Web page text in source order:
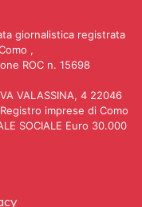
giornalistica registrata
,
ROC n. 15698
VALASSINA, 4 22046
imprese di Como
SOCIALE Euro 30.000